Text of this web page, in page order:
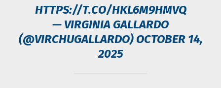
HTTPS://T.CO/HKL6M9HMVQ
— VIRGINIA GALLARDO
(@VIRCHUGALLARDO) OCTOBER 14,
2025